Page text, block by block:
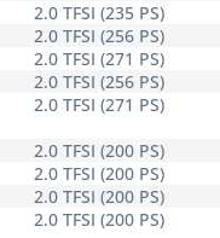
2.0 TFSI (235 PS)
2.0 TFSI (256 PS)
2.0 TFSI (271 PS)
2.0 TFSI (256 PS)
2.0 TFSI (271 PS)
2.0 TFSI (200 PS)
2.0 TFSI (200 PS)
2.0 TFSI (200 PS)
2.0 TFSI (200 PS)